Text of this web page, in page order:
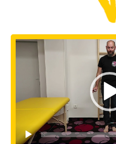
Video
přehrávač